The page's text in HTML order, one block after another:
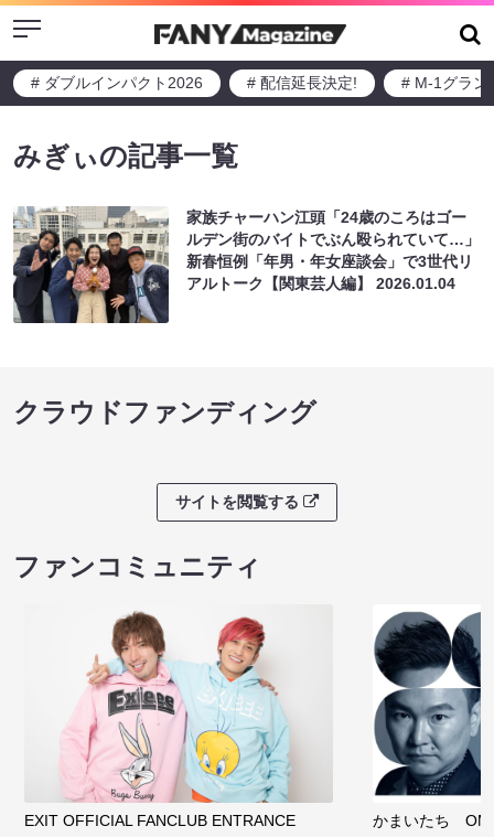
Menu
# ダブルインパクト2026 # 配信延長決定! # M-1グラン
みぎぃの記事一覧
家族チャーハン江頭「24歳のころはゴー
ルデン街のバイトでぶん殴られていて…」
新春恒例「年男・年女座談会」で3世代リ
アルトーク【関東芸人編】2026.01.04
クラウドファンディング
サイトを閲覧する
ファンコミュニティ
EXIT OFFICIAL FANCLUB ENTRANCE かまいたち